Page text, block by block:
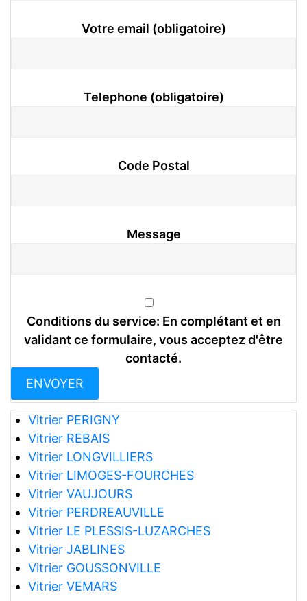
Votre email (obligatoire)
Telephone (obligatoire)
Code Postal
Message
Conditions du service: En complétant et en
validant ce formulaire, vous acceptez d'être
contacté.
Vitrier PERIGNY
Vitrier REBAIS
Vitrier LONGVILLIERS
Vitrier LIMOGES-FOURCHES
Vitrier VAUJOURS
Vitrier PERDREAUVILLE
Vitrier LE PLESSIS-LUZARCHES
Vitrier JABLINES
Vitrier GOUSSONVILLE
Vitrier VEMARS